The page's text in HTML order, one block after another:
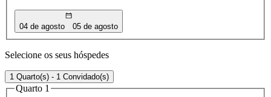
04 de agosto 05 de agosto
Selecione os seus hóspedes
1 Quarto(s) - 1 Convidado(s)
Quarto 1